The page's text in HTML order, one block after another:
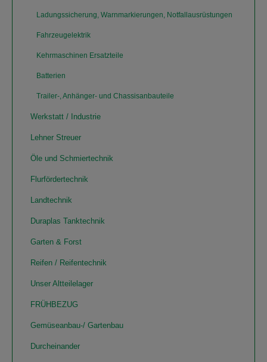
Ladungssicherung, Warnmarkierungen, Notfallausrüstungen
Fahrzeugelektrik
Kehrmaschinen Ersatzteile
Batterien
Trailer-, Anhänger- und Chassisanbauteile
Werkstatt / Industrie
Lehner Streuer
Öle und Schmiertechnik
Flurfördertechnik
Landtechnik
Duraplas Tanktechnik
Garten & Forst
Reifen / Reifentechnik
Unser Altteilelager
FRÜHBEZUG
Gemüseanbau-/ Gartenbau
Durcheinander